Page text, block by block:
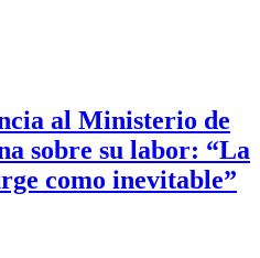
al Ministerio de
sobre su labor: “La
como inevitable”